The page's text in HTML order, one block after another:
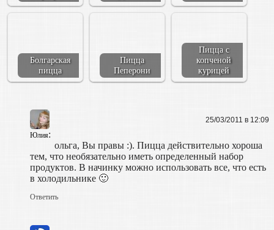
Болгарская
пицца
Пицца
Пеперони
Пицца с
копченой
курицей
Юлия:
25/03/2011 в 12:09
ольга, Вы правы :). Пицца действительно хороша
тем, что необязательно иметь определенный набор
продуктов. В начинку можно использовать все, что есть
в холодильнике 🙂
Ответить